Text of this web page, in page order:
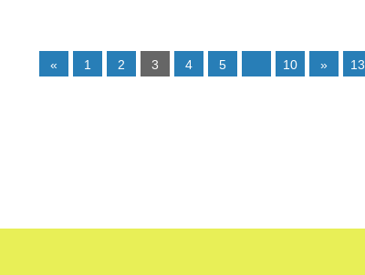
« 1 2 3 4 5 10 » 13